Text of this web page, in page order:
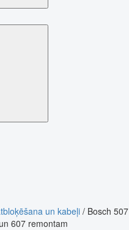
un kabeļi/ Bosch 507
607 remontam